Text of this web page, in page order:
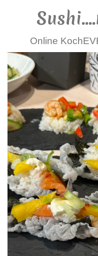
Online